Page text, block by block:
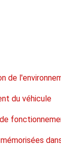
de
du véhicule